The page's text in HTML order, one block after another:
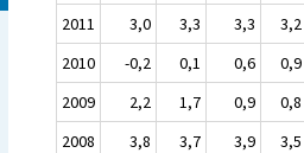
2011
3,0 3,3 3,3 3,2
2010
-0,2 0,1 0,6 0,9
2009
2,2 1,7 0,9 0,8
2008
3,8 3,7 3,9 3,5